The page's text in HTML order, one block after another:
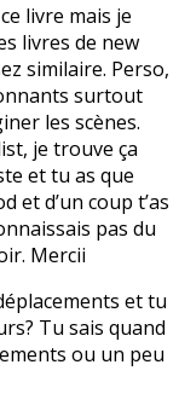
livre mais je
livres de new
similaire. Perso,
surtout
les scènes.
je trouve ça
et tu as que
et d’un coup t’as
pas du
Mercii
et tu
Tu sais quand
ou un peu